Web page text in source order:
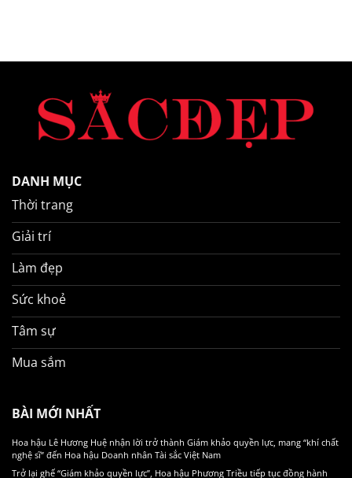
DANH MỤC
Thời trang
Giải trí
Làm đẹp
Sức khoẻ
Tâm sự
Mua sắm
BÀI MỚI NHẤT
Hoa hậu Lê Hương Huệ nhận lời trở thành Giám khảo quyền lực, mang “khí chất
nghệ sĩ” đến Hoa hậu Doanh nhân Tài sắc Việt Nam
Trở lại ghế “Giám khảo quyền lực”, Hoa hậu Phương Triều tiếp tục đồng hành